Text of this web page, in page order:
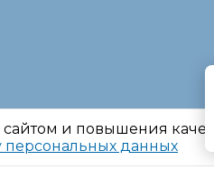
и повышения
персональных данных